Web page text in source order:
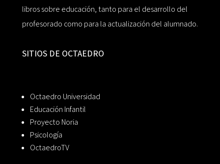
libros sobre educación, tanto para el desarrollo del
profesorado como para la actualización del alumnado.
SITIOS DE OCTAEDRO
Octaedro Universidad
Educación Infantil
Proyecto Noria
Psicología
OctaedroTV